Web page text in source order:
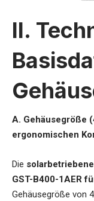
II.
A. Gehäusegröße
ergonomischen
Die
GST-B400-1AER
Gehäusegröße von